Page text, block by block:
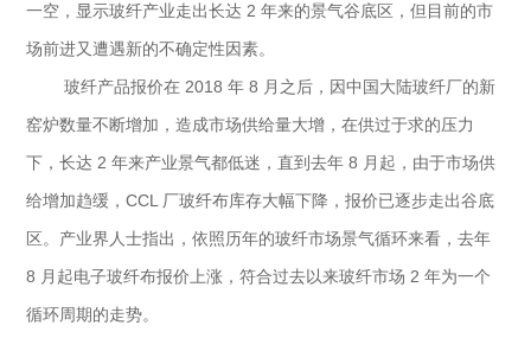
一空，显示玻纤产业走出长达 2 年来的景气谷底区，但目前的市
场前进又遭遇新的不确定性因素。
玻纤产品报价在 2018 年 8 月之后，因中国大陆玻纤厂的新
窑炉数量不断增加，造成市场供给量大增，在供过于求的压力
下，长达 2 年来产业景气都低迷，直到去年 8 月起，由于市场供
给增加趋缓，CCL 厂玻纤布库存大幅下降，报价已逐步走出谷底
区。产业界人士指出，依照历年的玻纤市场景气循环来看，去年
8 月起电子玻纤布报价上涨，符合过去以来玻纤市场 2 年为一个
循环周期的走势。